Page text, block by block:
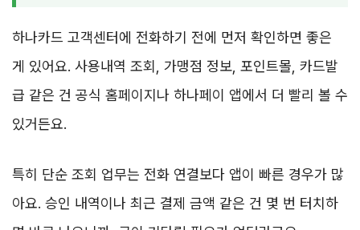
하나카드 고객센터에 전화하기 전에 먼저 확인하면 좋은
게 있어요. 사용내역 조회, 가맹점 정보, 포인트몰, 카드발
급 같은 건 공식 홈페이지나 하나페이 앱에서 더 빨리 볼 수
있거든요.
특히 단순 조회 업무는 전화 연결보다 앱이 빠른 경우가 많
아요. 승인 내역이나 최근 결제 금액 같은 건 몇 번 터치하